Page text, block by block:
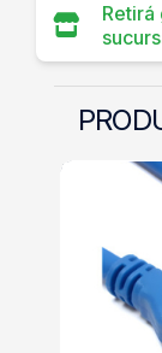
Retirá